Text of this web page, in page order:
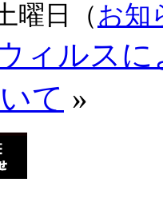
曜日（お知
ィルス
て »